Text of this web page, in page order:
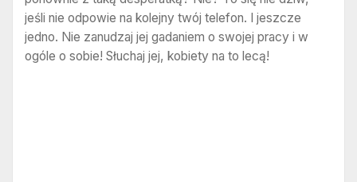
jeśli nie odpowie na kolejny twój telefon. I jeszcze
jedno. Nie zanudzaj jej gadaniem o swojej pracy i w
ogóle o sobie! Słuchaj jej, kobiety na to lecą!